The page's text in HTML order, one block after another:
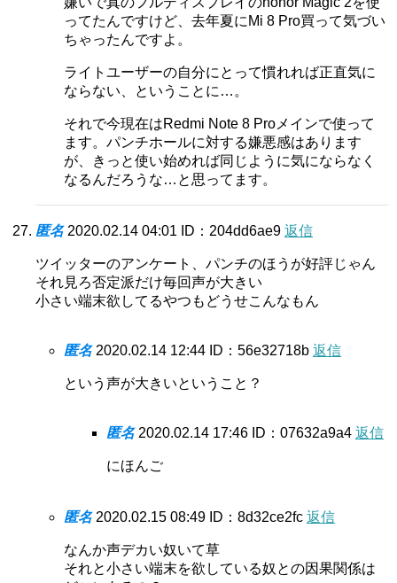
ってたんですけど、去年夏にMi 8 Pro買って気づい
ちゃったんですよ。
ライトユーザーの自分にとって慣れれば正直気に
ならない、ということに…。
それで今現在はRedmi Note 8 Proメインで使って
ます。パンチホールに対する嫌悪感はあります
が、きっと使い始めれば同じように気にならなく
なるんだろうな…と思ってます。
匿名 2020.02.14 04:01 ID：204dd6ae9 返信
ツイッターのアンケート、パンチのほうが好評じゃん
それ見ろ否定派だけ毎回声が大きい
小さい端末欲してるやつもどうせこんなもん
匿名 2020.02.14 12:44 ID：56e32718b 返信
という声が大きいということ？
匿名 2020.02.14 17:46 ID：07632a9a4 返信
にほんご
匿名 2020.02.15 08:49 ID：8d32ce2fc 返信
なんか声デカい奴いて草
それと小さい端末を欲している奴との因果関係は